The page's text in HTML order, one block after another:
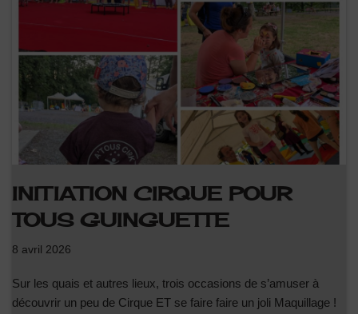
INITIATION CIRQUE POUR
TOUS GUINGUETTE
8 avril 2026
Sur les quais et autres lieux, trois occasions de s’amuser à
découvrir un peu de Cirque ET se faire faire un joli Maquillage !